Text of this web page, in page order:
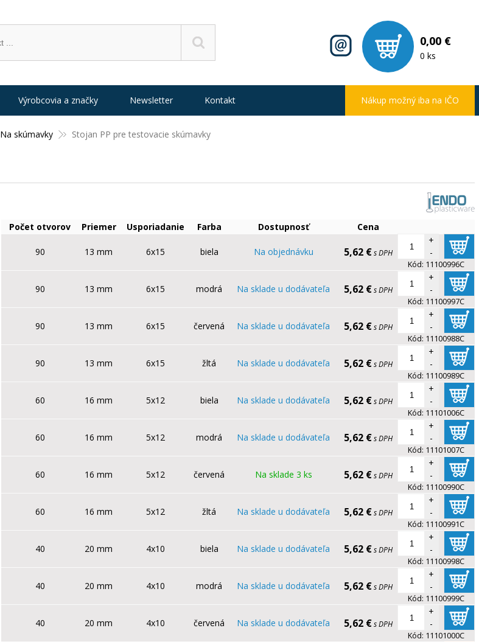
0,00 €
0 ks
Na skúmavky Stojan PP pre testovacie skúmavky
Počet otvorov Priemer Usporiadanie Farba Dostupnosť Cena
90 13 mm 6x15 biela Na objednávku 5,62 €s DPH
+
-
Kód: 11100996C
90 13 mm 6x15 modrá Na sklade u dodávateľa 5,62 €s DPH
+
-
Kód: 11100997C
90 13 mm 6x15 červená Na sklade u dodávateľa 5,62 €s DPH
+
-
Kód: 11100988C
90 13 mm 6x15 žltá Na sklade u dodávateľa 5,62 €s DPH
+
-
Kód: 11100989C
60 16 mm 5x12 biela Na sklade u dodávateľa 5,62 €s DPH
+
-
Kód: 11101006C
60 16 mm 5x12 modrá Na sklade u dodávateľa 5,62 €s DPH
+
-
Kód: 11101007C
60 16 mm 5x12 červená Na sklade 3 ks 5,62 €s DPH
+
-
Kód: 11100990C
60 16 mm 5x12 žltá Na sklade u dodávateľa 5,62 €s DPH
+
-
Kód: 11100991C
40 20 mm 4x10 biela Na sklade u dodávateľa 5,62 €s DPH
+
-
Kód: 11100998C
40 20 mm 4x10 modrá Na sklade u dodávateľa 5,62 €s DPH
+
-
Kód: 11100999C
40 20 mm 4x10 červená Na sklade u dodávateľa 5,62 €s DPH
+
-
Kód: 11101000C
Výrobcovia a značky Newsletter Kontakt Nákup možný iba na IČO